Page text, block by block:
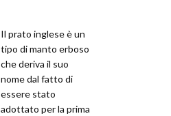
Il prato inglese è un
tipo di manto erboso
che deriva il suo
nome dal fatto di
essere stato
adottato per la prima